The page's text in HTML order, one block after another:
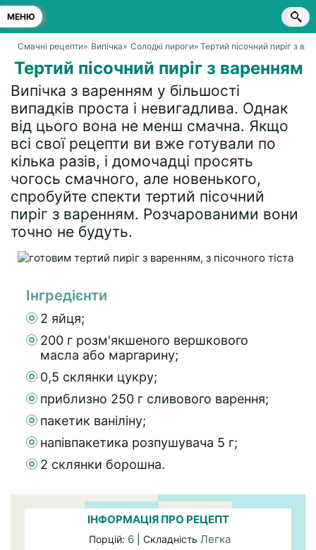
МЕНЮ
Смачні рецепти» Випічка» Солодкі пироги» Тертий пісочний пиріг з
Тертий пісочний пиріг з варенням
Випічка з варенням у більшості
випадків проста і невигадлива. Однак
від цього вона не менш смачна. Якщо
всі свої рецепти ви вже готували по
кілька разів, і домочадці просять
чогось смачного, але новенького,
спробуйте спекти тертий пісочний
пиріг з варенням. Розчарованими вони
точно не будуть.
Інгредієнти
2 яйця;
200 г розм'якшеного вершкового
масла або маргарину;
0,5 склянки цукру;
приблизно 250 г сливового варення;
пакетик ваніліну;
напівпакетика розпушувача 5 г;
2 склянки борошна.
ІНФОРМАЦІЯ ПРО РЕЦЕПТ
Порцій: 6 | Складність Легка